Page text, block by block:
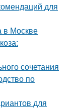
для
в Москве
сочетания
по
для